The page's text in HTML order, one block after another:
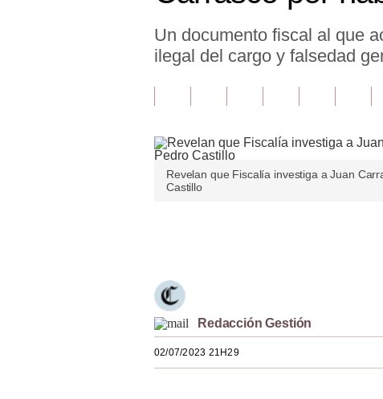
Un documento fiscal al que
ilegal del cargo y falsedad
Revelan que Fiscalía investiga a Juan
Castillo
Redacción Gestión
02/07/2023 21H29